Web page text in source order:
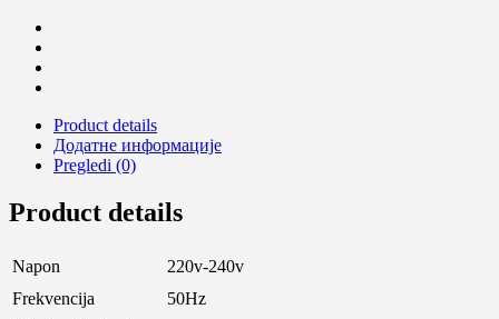
Product details
Додатне информације
Pregledi (0)
Product details
Napon
220v-240v
Frekvencija
50Hz